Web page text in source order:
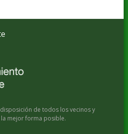
de todos los vecinos y
mejor forma posible.